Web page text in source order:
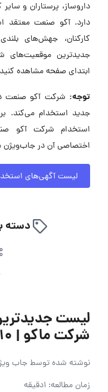
داروساز، پرستاران و
دارد. آکو صنعت معتقد
کارکنان، جهش‌های
جدیدترین موقعیت‌های
ابتدای صفحه مشاهده
توجه:
جدید استخدام می‌کند.
استخدام شرکت آکو
اختصاصی آن در جاب‌ویژن
لیست آگهی‌های
دسته
لیست
شرکت ماکو | ۱۰ تیر ۱۴۰۵
نوشته شده توسطجاب
زمان مطالعه: 1دقیقه